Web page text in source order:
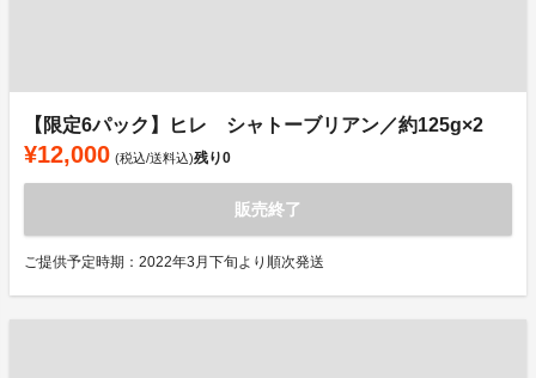
【限定6パック】ヒレ シャトーブリアン／約125g×2
¥12,000 (税込/送料込)残り0
販売終了
ご提供予定時期：2022年3月下旬より順次発送